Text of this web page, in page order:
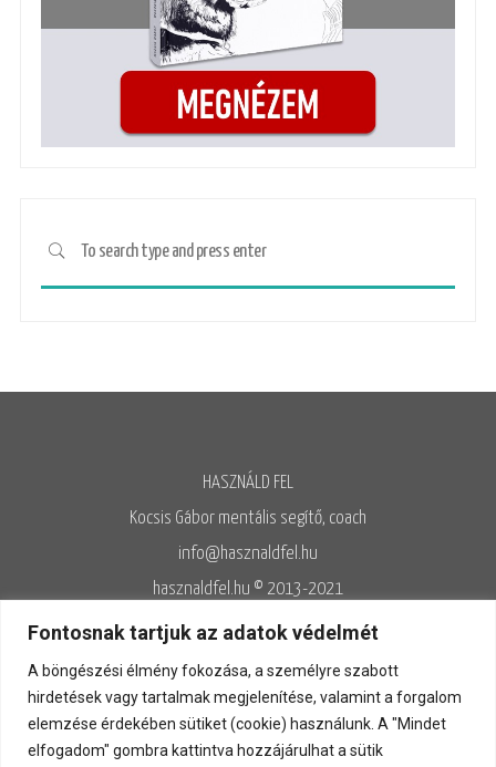
Fontosnak tartjuk az adatok védelmét
A böngészési élmény fokozása, a személyre szabott
hirdetések vagy tartalmak megjelenítése, valamint a forgalom
elemzése érdekében sütiket (cookie) használunk. A "Mindet
elfogadom" gombra kattintva hozzájárulhat a sütik
HASZNÁLD FEL
Kocsis Gábor mentális segítő, coach
info@hasznaldfel.hu
hasznaldfel.hu © 2013-2021
Írásaim szerzői jogi védelem alatt állnak, felhasználásuk kizárólag az
Adatvédelmi szabályzatnak megfelelően engedélyezett.
Adatvédelem◊Adatkezelés◊Általános szerződési feltételek◊
Kapcsolat